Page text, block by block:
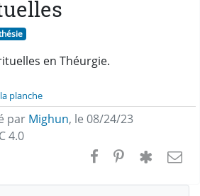
en Théurgie.
planche
par Mighun, le 08/24/23
4.0